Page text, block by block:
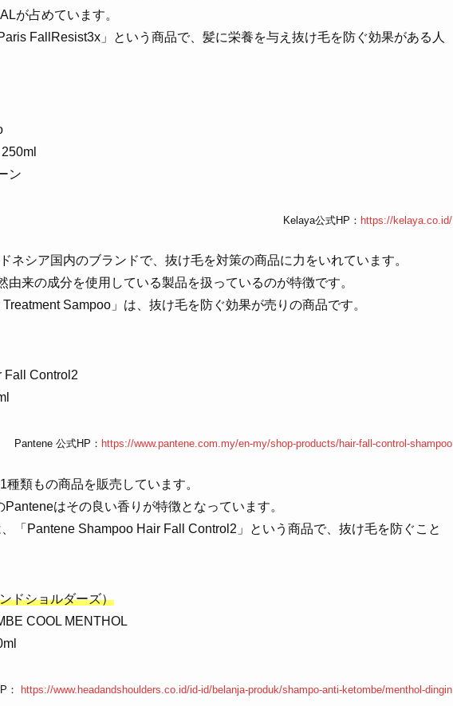
が占めています。
FallResist3x」という商品で、髪に栄養を与え抜け毛を防ぐ効果がある人
ン
Kelaya公式HP： https://kelaya.co.id/
ネシア国内のブランドで、抜け毛を対策の商品に力をいれています。
来の成分を使用している製品を扱っているのが特徴です。
Sampoo」は、抜け毛を防ぐ効果が売りの商品です。
Fall Control2
Pantene 公式HP： https://www.pantene.com.my/en-my/shop-products/hair-fall-control-shampoo
類もの商品を販売しています。
はその良い香りが特徴となっています。
「Pantene Shampoo Hair Fall Control2」という商品で、抜け毛を防ぐこと
ドショルダーズ）
COOL MENTHOL
： https://www.headandshoulders.co.id/id-id/belanja-produk/shampo-anti-ketombe/menthol-dingin